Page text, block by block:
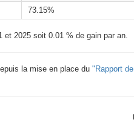
73.15%
et 2025 soit 0.01 % de gain par an.
la mise en place du "Rapport